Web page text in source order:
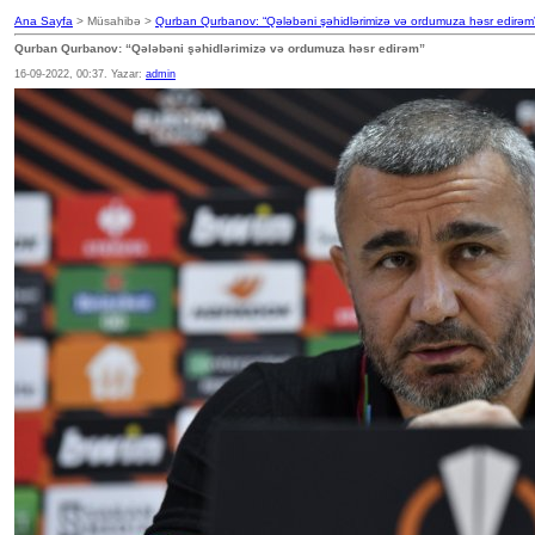
Ana Sayfa > Müsahibə > Qurban Qurbanov: “Qələbəni şəhidlərimizə və ordumuza həsr
Qurban Qurbanov: “Qələbəni şəhidlərimizə və ordumuza həsr edirəm”
16-09-2022, 00:37. Yazar: admin